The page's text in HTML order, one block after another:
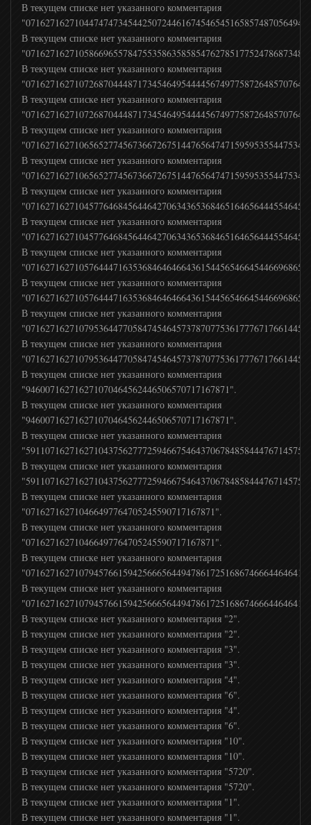
В текущем списке нет указанного комментария
В текущем списке нет указанного комментария
В текущем списке нет указанного комментария
В текущем списке нет указанного комментария
В текущем списке нет указанного комментария
В текущем списке нет указанного комментария
В текущем списке нет указанного комментария
В текущем списке нет указанного комментария
В текущем списке нет указанного комментария
В текущем списке нет указанного комментария
В текущем списке нет указанного комментария
В текущем списке нет указанного комментария
В текущем списке нет указанного комментария
"946007162716271070464562446506570717167871".
В текущем списке нет указанного комментария
"946007162716271070464562446506570717167871".
В текущем списке нет указанного комментария
В текущем списке нет указанного комментария
В текущем списке нет указанного комментария
"071627162710466497764705245590717167871".
В текущем списке нет указанного комментария
"071627162710466497764705245590717167871".
В текущем списке нет указанного комментария
В текущем списке нет указанного комментария
В текущем списке нет указанного комментария "2".
В текущем списке нет указанного комментария "2".
В текущем списке нет указанного комментария "3".
В текущем списке нет указанного комментария "3".
В текущем списке нет указанного комментария "4".
В текущем списке нет указанного комментария "6".
В текущем списке нет указанного комментария "4".
В текущем списке нет указанного комментария "6".
В текущем списке нет указанного комментария "10".
В текущем списке нет указанного комментария "10".
В текущем списке нет указанного комментария "5720".
В текущем списке нет указанного комментария "5720".
В текущем списке нет указанного комментария "1".
В текущем списке нет указанного комментария "1".